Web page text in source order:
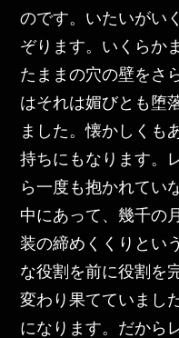
のです。いたいがい
ぞります。いくらか
たままの穴の壁をさ
はそれは媚びとも堕
ました。懐かしくも
持ちにもなります。
ら一度も抱かれてい
中にあって、幾千の
装の締めくくりとい
な役割を前に役割を
変わり果てていまし
になります。だから